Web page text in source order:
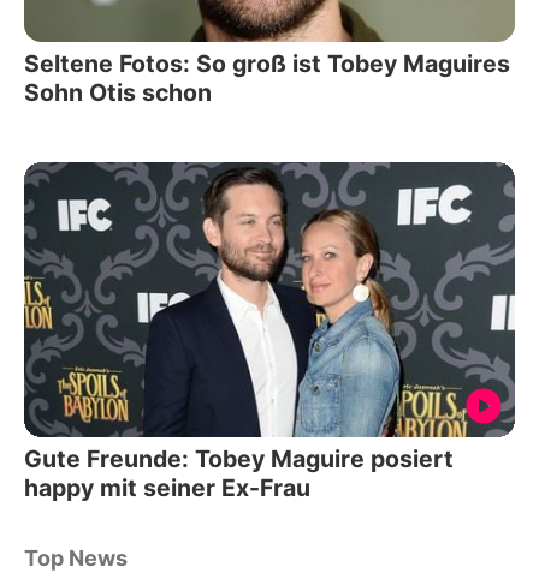
Seltene Fotos: So groß ist Tobey Maguires
Sohn Otis schon
Gute Freunde: Tobey Maguire posiert
happy mit seiner Ex-Frau
Top News